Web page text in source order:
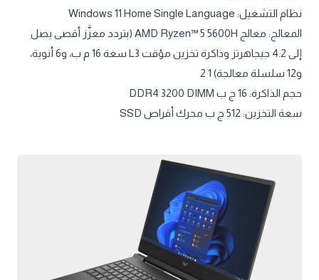
نظام التشغيل: Windows 11 Home Single Language
المعالج: معالج AMD Ryzen™ 5 5600H (بتردد معزَّز أقصى يصل
إلى 4.2 جيجاهرتز وذاكرة تخزين مؤقت L3 سعة 16 م ب، و6 أنوية،
و12 سلسلة معالجة) 1 2
حجم الذاكرة: 16 ج ب DDR4 3200 DIMM
سعة التخزين: 512 ج ب محرك أقراص SSD